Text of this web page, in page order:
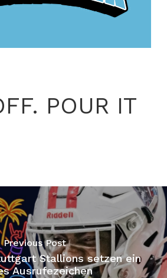
POUR IT
Previous Post
Stallions setzen ein
Ausrufezeichen